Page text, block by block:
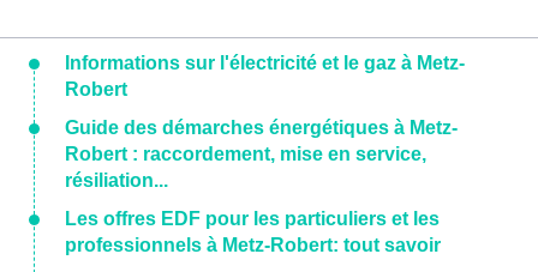
Informations sur l'électricité et le gaz à Metz-
Robert
Guide des démarches énergétiques à Metz-
Robert : raccordement, mise en service,
résiliation...
Les offres EDF pour les particuliers et les
professionnels à Metz-Robert: tout savoir